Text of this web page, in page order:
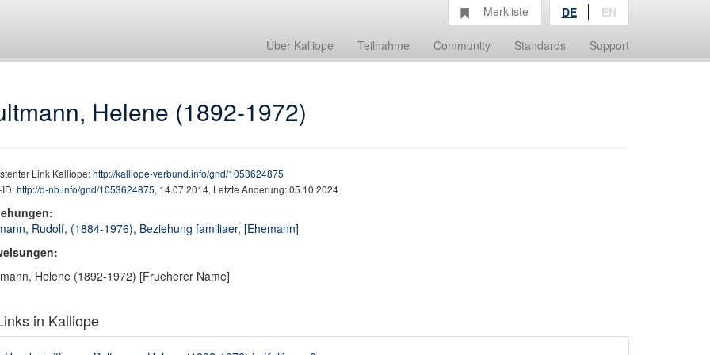
Über Kalliope Teilnahme Community Standards Support
Merkliste DE EN
Helene (1892-1972)
Link Kalliope:http://kalliope-verbund.info/gnd/1053624875
http://d-nb.info/gnd/1053624875, 14.07.2014, Letzte Änderung: 05.10.2024
Rudolf, (1884-1976), Beziehung familiaer, [Ehemann]
Helene (1892-1972) [Frueherer Name]
in Kalliope